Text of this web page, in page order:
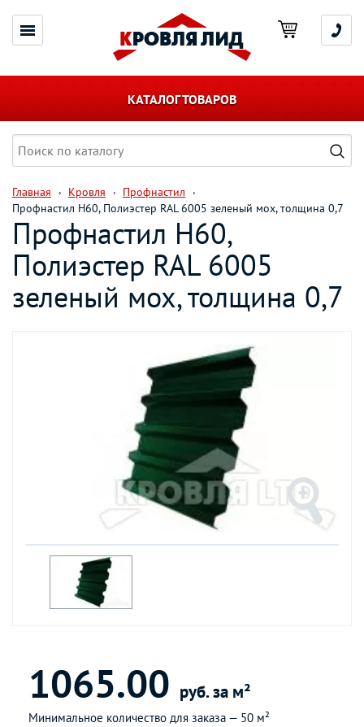
КАТАЛОГ ТОВАРОВ
Главная Кровля
Профнастил
Профнастил Н60, Полиэстер RAL 6005 зеленый мох, толщина 0,7
Профнастил Н60,
Полиэстер RAL 6005
зеленый мох, толщина 0,7
1065.00 руб. за м²
Минимальное количество для заказа — 50 м²